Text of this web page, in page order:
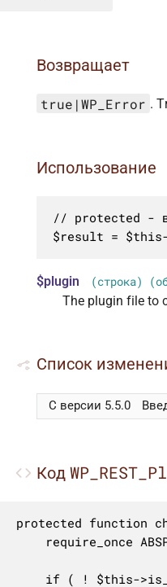
Возвращает
true|WP_Error .
Использование
// protected - в
$result = $this-
$plugin (строка)
The plugin file to
Список
С версии 5.5.0
Код
protected function